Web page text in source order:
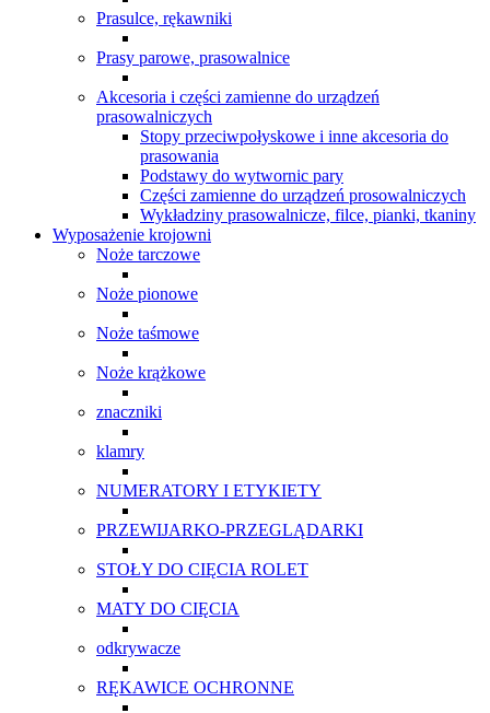
Prasulce, rękawniki
Prasy parowe, prasowalnice
Akcesoria i części zamienne do urządzeń
prasowalniczych
Stopy przeciwpołyskowe i inne akcesoria do
prasowania
Podstawy do wytwornic pary
Części zamienne do urządzeń prosowalniczych
Wykładziny prasowalnicze, filce, pianki, tkaniny
Wyposażenie krojowni
Noże tarczowe
Noże pionowe
Noże taśmowe
Noże krążkowe
znaczniki
klamry
NUMERATORY I ETYKIETY
PRZEWIJARKO-PRZEGLĄDARKI
STOŁY DO CIĘCIA ROLET
MATY DO CIĘCIA
odkrywacze
RĘKAWICE OCHRONNE